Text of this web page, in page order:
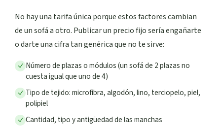
No hay una tarifa única porque estos factores cambian
de un sofá a otro. Publicar un precio fijo sería engañarte
o darte una cifra tan genérica que no te sirve:
Número de plazas o módulos (un sofá de 2 plazas no
cuesta igual que uno de 4)
Tipo de tejido: microfibra, algodón, lino, terciopelo, piel,
polipiel
Cantidad, tipo y antigüedad de las manchas